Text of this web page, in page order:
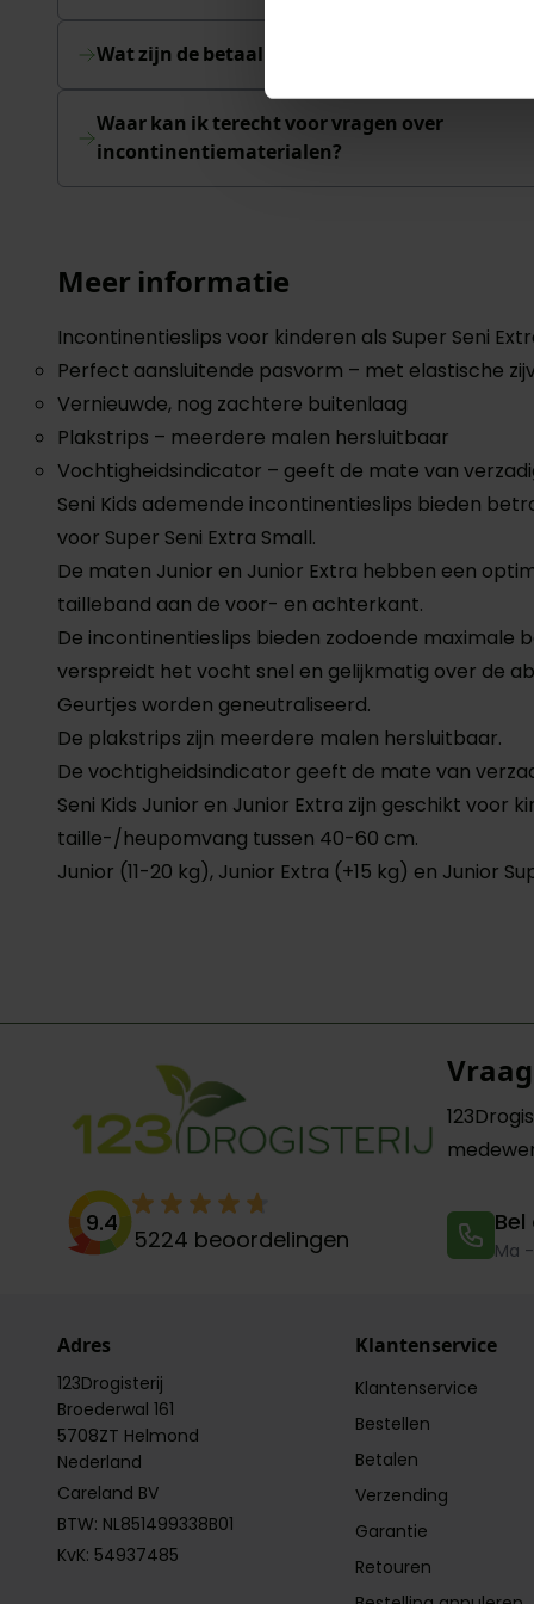
Wat zijn de betaalmethoden?
Waar kan ik terecht voor vragen over
incontinentiematerialen?
Meer informatie
Incontinentieslips voor kinderen als Super Seni
Perfect aansluitende pasvorm – met elastische
Vernieuwde, nog zachtere buitenlaag
Plakstrips – meerdere malen hersluitbaar
Vochtigheidsindicator – geeft de mate van
Seni Kids ademende incontinentieslips bieden
voor Super Seni Extra Small.
De maten Junior en Junior Extra hebben een
tailleband aan de voor- en achterkant.
De incontinentieslips bieden zodoende maximale
verspreidt het vocht snel en gelijkmatig over de
Geurtjes worden geneutraliseerd.
De plakstrips zijn meerdere malen hersluitbaar.
De vochtigheidsindicator geeft de mate van
Seni Kids Junior en Junior Extra zijn geschikt
taille-/heupomvang tussen 40-60 cm.
Junior (11-20 kg), Junior Extra (+15 kg) en Junior
9.4
5224 beoordelingen Ma
Adres
123Drogisterij
Broederwal 161
5708ZT Helmond
Nederland
Careland BV
BTW: NL851499338B01
KvK: 54937485
Klantenservice
Klantenservice
Bestellen
Betalen
Verzending
Garantie
Retouren